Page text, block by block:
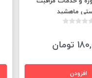
ماهشید
تومان